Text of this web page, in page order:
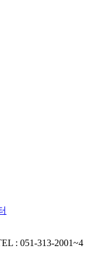
: 051-313-2001~4